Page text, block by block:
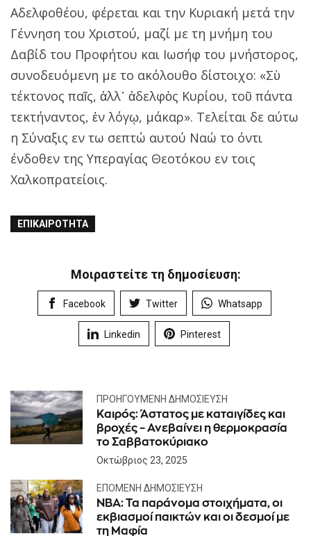
Αδελφοθέου, φέρεται και την Κυριακή μετά την
Γέννηση του Χριστού, μαζί με τη μνήμη του
Δαβίδ του Προφήτου και Ιωσήφ του μνήστορος,
συνοδευόμενη με το ακόλουθο δίστοιχο: «Σὺ
τέκτονος παῖς, ἀλλ᾿ ἀδελφὸς Κυρίου, τοῦ πάντα
τεκτήναντος, ἐν λόγῳ, μάκαρ». Τελείται δε αύτω
η Σύναξις εν τω σεπτώ αυτού Ναώ το όντι
ένδοθεν της Υπεραγίας Θεοτόκου εν τοις
Χαλκοπρατείοις.
ΕΠΙΚΑΙΡΌΤΗΤΑ
Μοιραστείτε τη δημοσίευση:
Facebook Twitter Whatsapp
Linkedin Pinterest
ΠΡΟΗΓΟΎΜΕΝΗ ΔΗΜΟΣΊΕΥΣΗ
Καιρός: Άστατος με καταιγίδες και
βροχές – Ανεβαίνει η θερμοκρασία
το Σαββατοκύριακο
Οκτώβριος 23, 2025
ΕΠΌΜΕΝΗ ΔΗΜΟΣΊΕΥΣΗ
ΝΒΑ: Τα παράνομα στοιχήματα, οι
εκβιασμοί παικτών και οι δεσμοί με
τη Μαφία